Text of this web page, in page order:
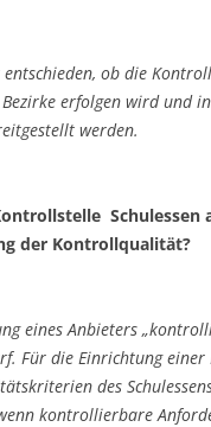
ob die
erfolgen wird und
werden.
Schulessen
der Kontrollqualität?
eines Anbieters
Für die Einrichtung
des
kontrollierbare